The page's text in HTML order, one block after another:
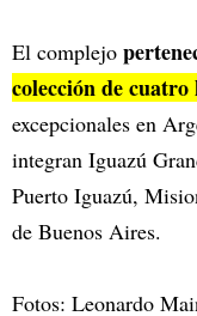
El complejo
colección de cuatro
excepcionales en
integran Iguazú
Puerto Iguazú,
de Buenos Aires.
Fotos: Leonardo